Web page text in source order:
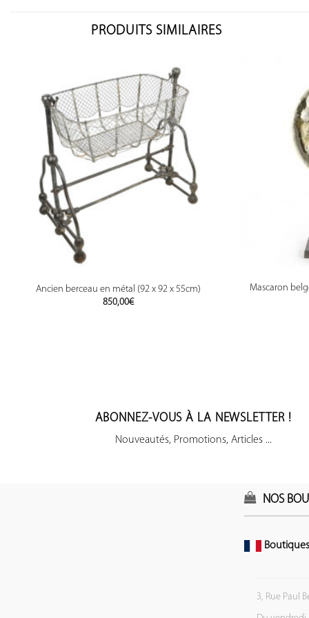
PRODUITS SIMILAIRES
Ancien berceau en métal (92 x 92 x 55cm)
850,00€
Mascaron
ABONNEZ-VOUS À LA NEWSLETTER !
Nouveautés, Promotions, Articles ...
NOS
3, Rue Paul